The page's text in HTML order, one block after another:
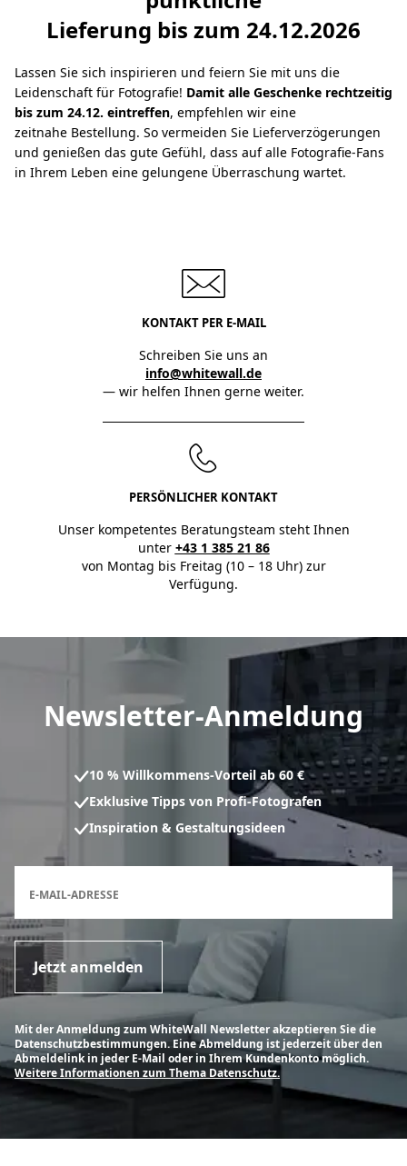
Lieferung bis zum 24.12.2026
Lassen Sie sich inspirieren und feiern Sie mit uns die
Leidenschaft für Fotografie! Damit alle Geschenke rechtzeitig
bis zum 24.12. eintreffen, empfehlen wir eine
zeitnahe Bestellung. So vermeiden Sie Lieferverzögerungen
und genießen das gute Gefühl, dass auf alle Fotografie-Fans
in Ihrem Leben eine gelungene Überraschung wartet.
KONTAKT PER E-MAIL
Schreiben Sie uns an
info@whitewall.de
— wir helfen Ihnen gerne weiter.
PERSÖNLICHER KONTAKT
Unser kompetentes Beratungsteam steht Ihnen
unter +43 1 385 21 86
von Montag bis Freitag (10 – 18 Uhr) zur
Verfügung.
Newsletter-Anmeldung
10 % Willkommens-Vorteil ab 60 €
Exklusive Tipps von Profi-Fotografen
Inspiration & Gestaltungsideen
E-MAIL-ADRESSE
Jetzt anmelden
Mit der Anmeldung zum WhiteWall Newsletter akzeptieren Sie die
Datenschutzbestimmungen. Eine Abmeldung ist jederzeit über den
Abmeldelink in jeder E-Mail oder in Ihrem Kundenkonto möglich.
Weitere Informationen zum Thema Datenschutz.